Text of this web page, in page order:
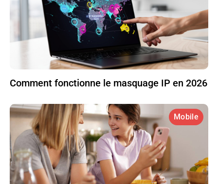
Comment fonctionne le masquage IP en 2026
Mobile